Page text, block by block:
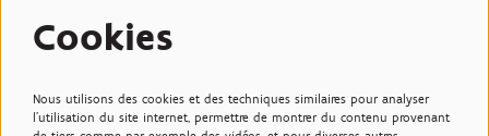
Cookies
Nous utilisons des cookies et des techniques similaires pour analyser
l'utilisation du site internet, permettre de montrer du contenu provenant